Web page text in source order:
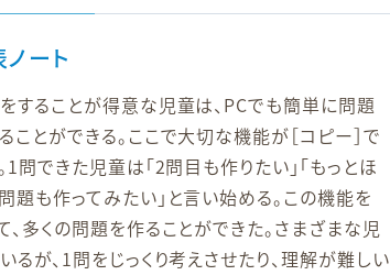
ート
することが得意な児童は、PCでも簡単に問題
ことができる。ここで大切な機能が［コピー］で
1問できた児童は「2問目も作りたい」「もっとほ
題も作ってみたい」と言い始める。この機能を
、多くの問題を作ることができた。さまざまな児
るが、1問をじっくり考えさせたり、理解が難しい